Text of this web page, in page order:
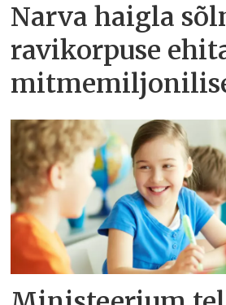
Narva haigla
ravikorpuse